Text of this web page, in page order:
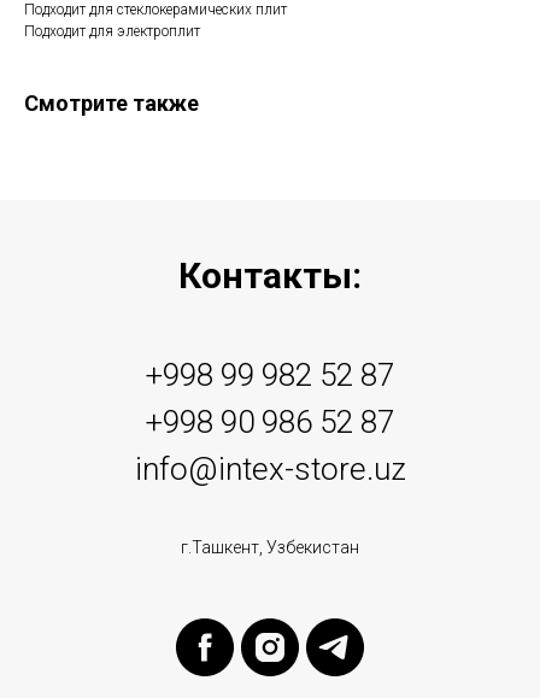
Подходит для стеклокерамических плит
Подходит для электроплит
Смотрите также
Контакты:
+998 99 982 52 87
+998 90 986 52 87
info@intex-store.uz
г.Ташкент, Узбекистан